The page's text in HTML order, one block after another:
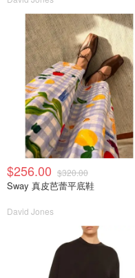
$256.00 $320.00
Sway 真皮芭蕾平底鞋
David Jones